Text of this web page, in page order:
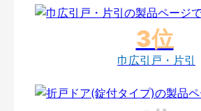
巾広引戸・片引